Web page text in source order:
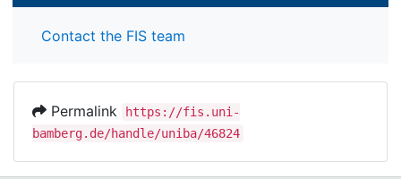
Contact the FIS team
Permalink
https://fis.uni-
bamberg.de/handle/uniba/46824